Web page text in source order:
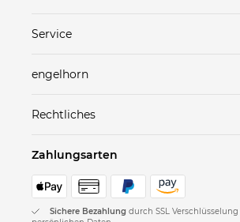
Service
Rücksendungen
FAQ
Geschenkgutscheine
Kontakt
engelhorn
Karriere
Nachhaltigkeit
Rechtliches
Datenschutz
Datenschutz Einstellungen
Zahlungsarten
Sichere Bezahlung durch SSL